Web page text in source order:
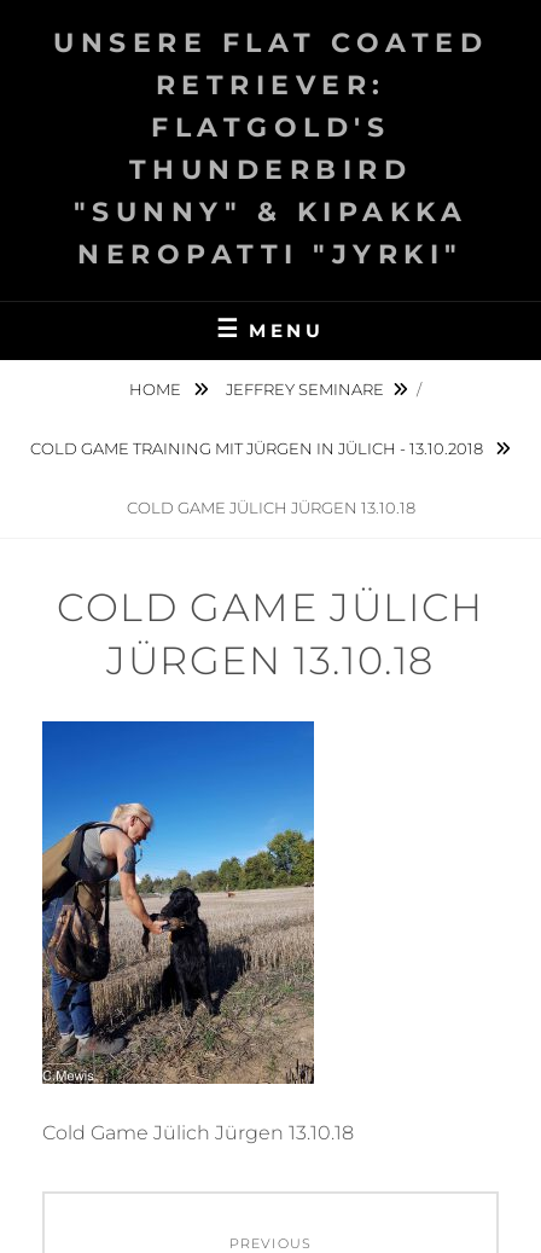
UNSERE FLAT COATED
RETRIEVER:
FLATGOLD'S
THUNDERBIRD
"SUNNY" & KIPAKKA
NEROPATTI "JYRKI"
MENU
HOME JEFFREY SEMINARE /
COLD GAME TRAINING MIT JÜRGEN IN JÜLICH - 13.10.2018
COLD GAME JÜLICH JÜRGEN 13.10.18
COLD GAME JÜLICH
JÜRGEN 13.10.18
Cold Game Jülich Jürgen 13.10.18
PREVIOUS